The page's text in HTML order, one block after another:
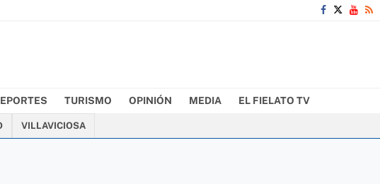
TURISMO OPINIÓN MEDIA EL FIELATO TV
VILLAVICIOSA